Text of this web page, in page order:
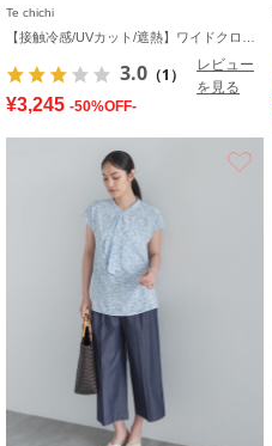
Te chichi
3.0 （1）
レビュー
を見る
¥3,245 -50%OFF-